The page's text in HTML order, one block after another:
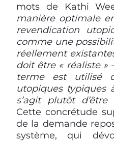
mots de Kathi
manière optimale
revendication
comme une
réellement
doit être « réaliste »
terme est utilisé
utopiques typiques
s’agit plutôt
Cette concrétude
de la demande
système, qui